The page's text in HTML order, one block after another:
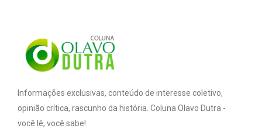
Informações exclusivas, conteúdo de interesse coletivo,
opinião crítica, rascunho da história. Coluna Olavo Dutra -
você lê, você sabe!